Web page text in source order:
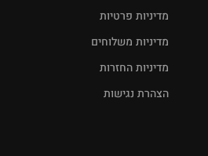
מדיניות פרטיות
מדיניות משלוחים
מדיניות החזרות
הצהרת נגישות